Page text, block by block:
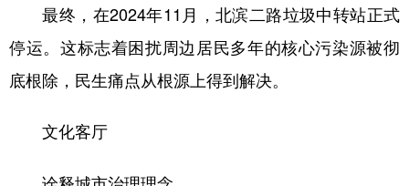
最终，在2024年11月，北滨二路垃圾中转站正式
停运。这标志着困扰周边居民多年的核心污染源被彻
底根除，民生痛点从根源上得到解决。
文化客厅